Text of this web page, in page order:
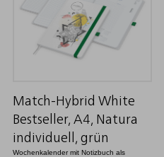
Match-Hybrid White
Bestseller, A4, Natura
individuell, grün
Wochenkalender mit Notizbuch als